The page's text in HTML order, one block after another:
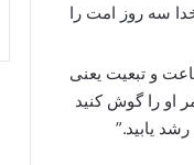
سه روز امت را
و تبعیت یعنی
او را گوش کنید
یابید.”